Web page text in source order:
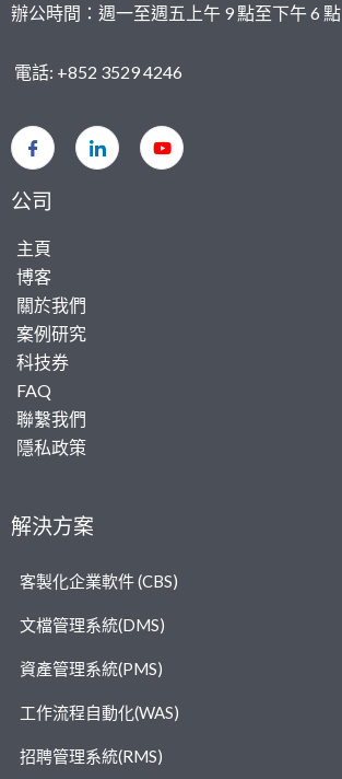
辦公時間：週一至週五上午 9 點至下午 6 點
電話: +852 3529 4246
公司
主頁
博客
關於我們
案例研究
科技券
FAQ
聯繫我們
隱私政策
解決方案
客製化企業軟件 (CBS)
文檔管理系統(DMS)
資產管理系統(PMS)
工作流程自動化(WAS)
招聘管理系統(RMS)